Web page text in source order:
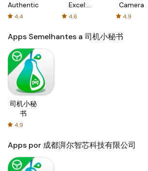
Authenticator
4.4
Excel:
Spreadsheets
4.6
Camera
4.9
Apps Semelhantes a 司机小秘书
司机小秘
书
4.9
Apps por 成都湃尔智芯科技有限公司